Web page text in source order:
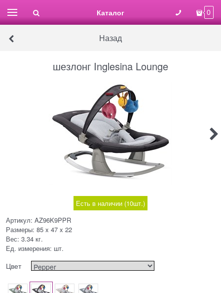
Каталог 0
Назад
шезлонг Inglesina Lounge
Есть в наличии (10шт.)
Артикул: AZ96K9PPR
Размеры: 85 x 47 x 22
Вес: 3.34 кг.
Ед. измерения: шт.
Цвет